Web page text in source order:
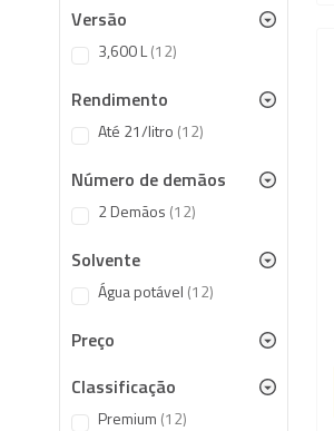
Versão
3,600 L 12items
Rendimento
Até 21/litro 12items
Número de demãos
2 Demãos 12items
Solvente
Água potável 12items
Preço
Classificação
Premium 12items